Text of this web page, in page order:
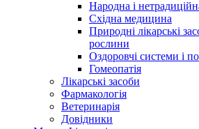
Народна і
Східна медицина
Природні лікарські
рослини
Оздоровчі системи і
Гомеопатія
Лікарські засоби
Фармакологія
Ветеринарія
Довідники